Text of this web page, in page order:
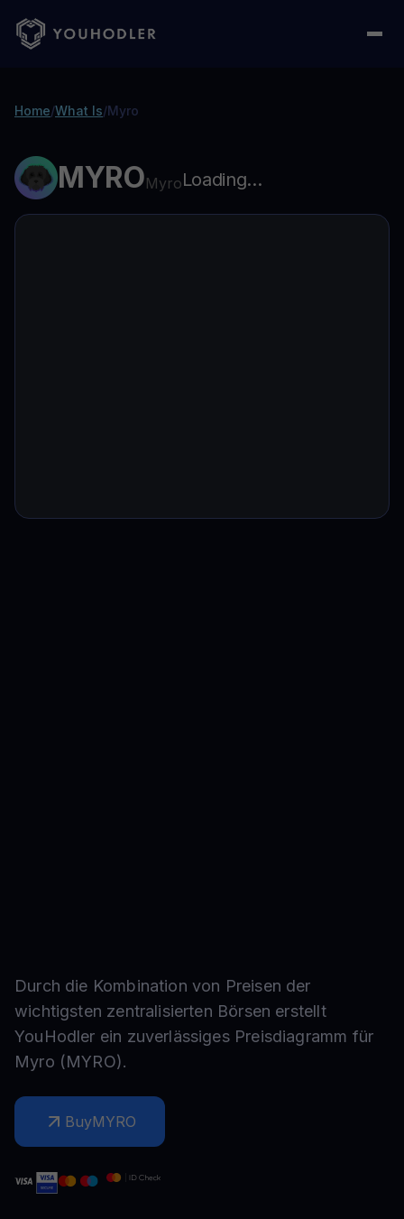
Home/What Is/Myro
MYROMyroLoading...
Durch die Kombination von Preisen der
wichtigsten zentralisierten Börsen erstellt
YouHodler ein zuverlässiges Preisdiagramm für
Myro (MYRO).
BuyMYRO